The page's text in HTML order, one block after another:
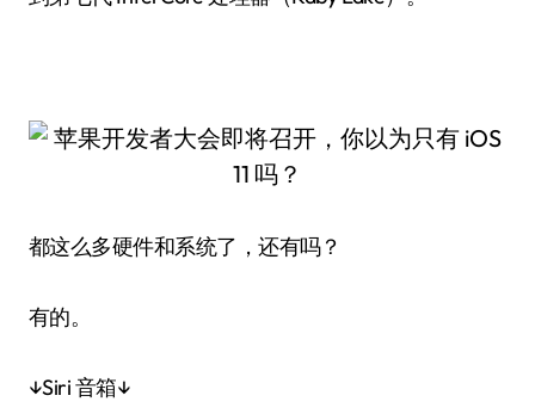
都这么多硬件和系统了，还有吗？
有的。
↓Siri 音箱↓